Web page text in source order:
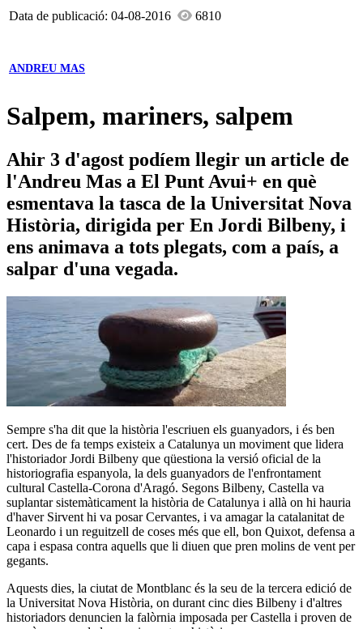
Data de publicació: 04-08-2016
6810
ANDREU MAS
Salpem, mariners, salpem
Ahir 3 d'agost podíem llegir un article de
l'Andreu Mas a El Punt Avui+ en què
esmentava la tasca de la Universitat Nova
Història, dirigida per En Jordi Bilbeny, i
ens animava a tots plegats, com a país, a
salpar d'una vegada.
Sempre s'ha dit que la història l'escriuen els guanyadors, i és ben
cert. Des de fa temps existeix a Catalunya un moviment que lidera
l'historiador Jordi Bilbeny que qüestiona la versió oficial de la
historiografia espanyola, la dels guanyadors de l'enfrontament
cultural Castella-Corona d'Aragó. Segons Bilbeny, Castella va
suplantar sistemàticament la història de Catalunya i allà on hi hauria
d'haver Sirvent hi va posar Cervantes, i va amagar la catalanitat de
Leonardo i un reguitzell de coses més que ell, bon Quixot, defensa a
capa i espasa contra aquells que li diuen que pren molins de vent per
gegants.
Aquests dies, la ciutat de Montblanc és la seu de la tercera edició de
la Universitat Nova Història, on durant cinc dies Bilbeny i d'altres
historiadors denuncien la falòrnia imposada per Castella i proven de